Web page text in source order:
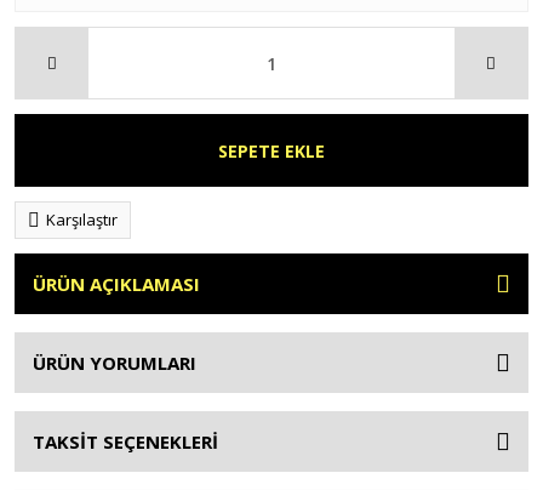
SEPETE EKLE
Karşılaştır
ÜRÜN AÇIKLAMASI
ÜRÜN YORUMLARI
TAKSİT SEÇENEKLERİ